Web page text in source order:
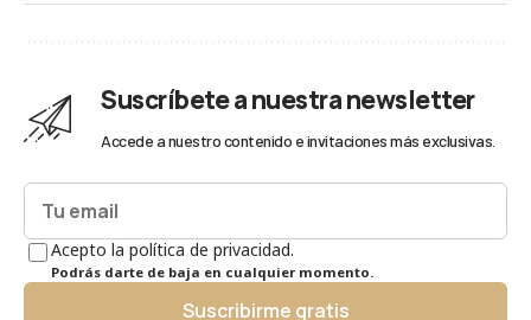
Suscríbete a nuestra newsletter
Accede a nuestro contenido e invitaciones más exclusivas.
Acepto la política de privacidad.
Podrás darte de baja en cualquier momento.
Suscribirme gratis